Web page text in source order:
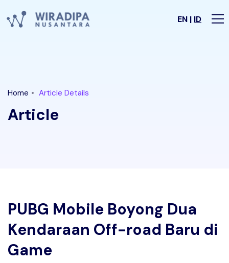
EN | ID
Home Article Details
Article
PUBG Mobile Boyong Dua
Kendaraan Off-road Baru di
Game